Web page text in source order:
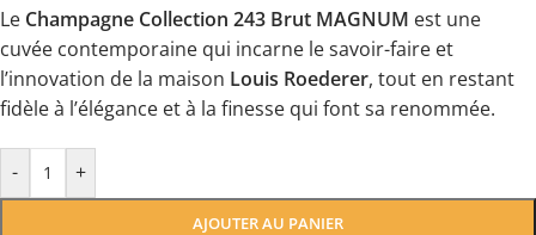
Le Champagne Collection 243 Brut MAGNUM est une
cuvée contemporaine qui incarne le savoir-faire et
l’innovation de la maison Louis Roederer, tout en restant
fidèle à l’élégance et à la finesse qui font sa renommée.
- +
AJOUTER AU PANIER